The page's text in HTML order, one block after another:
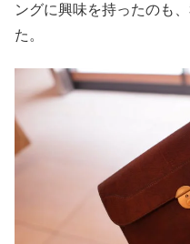
ングに興味を持ったのも
た。